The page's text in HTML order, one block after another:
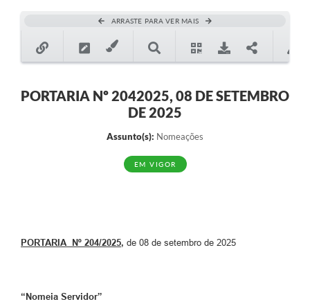
ARRASTE PARA VER MAIS
PORTARIA Nº 2042025, 08 DE SETEMBRO
DE 2025
Assunto(s): Nomeações
EM VIGOR
PORTARIA Nº 204/2025, de 08 de setembro de 2025
“Nomeia Servidor”